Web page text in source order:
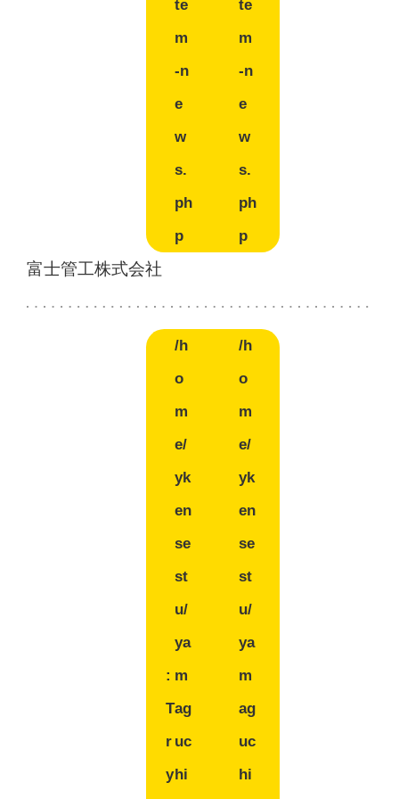
te
m
-n
e
w
s.
ph
p
te
m
-n
e
w
s.
ph
p
富士管工株式会社
:
T
r
y
/h
o
m
e/
yk
en
se
st
u/
ya
m
ag
uc
hi
/h
o
m
e/
yk
en
se
st
u/
ya
m
ag
uc
hi